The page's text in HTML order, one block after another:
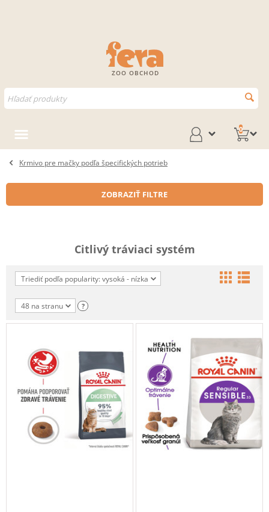
ZOO OBCHOD
0
Krmivo pre mačky podľa špecifických potrieb
ZOBRAZIŤ FILTRE
Citlivý tráviaci systém
Triediť podľa popularity: vysoká - nízka
48 na stranu ?